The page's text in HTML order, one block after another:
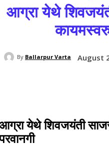
आग्रा येथे
By Ballarpur Varta August
येथे शिवजयंती